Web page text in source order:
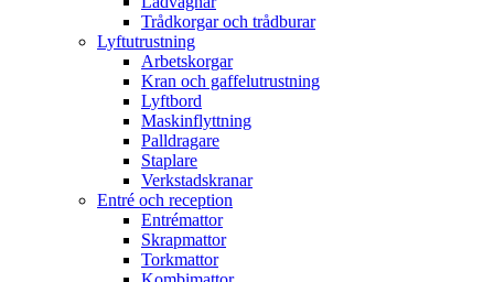
Trådkorgar och trådburar
Lyftutrustning
Arbetskorgar
Kran och gaffelutrustning
Lyftbord
Maskinflyttning
Palldragare
Staplare
Verkstadskranar
Entré och reception
Entrémattor
Skrapmattor
Torkmattor